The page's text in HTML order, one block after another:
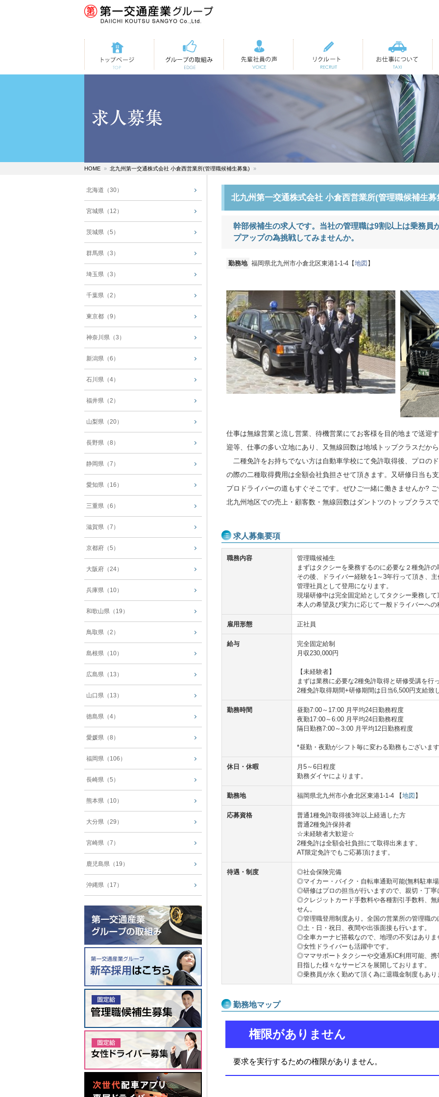
トップページ 第一交通の取組み 先輩社員の声 リクルート お仕事について
HOME 北九州第一交通株式会社 小倉西営業所(管理職候補生募集)
北九州第一交通株式会社 小倉西営業所(管理職候補生募
幹部候補生の求人です。当社の管理職は9割以上は乗務員
プアップの為挑戦してみませんか。
勤務地 福岡県北九州市小倉北区東港1-1-4【地図 】
仕事は無線営業と流し営業、待機営業にてお客様を目的地まで送迎
迎等、仕事の多い立地にあり、又無線回数は地域トップクラスだか
二種免許をお持ちでない方は自動車学校にて免許取得後、プロの
の際の二種取得費用は全額会社負担させて頂きます。又研修日当も支
プロドライバーの道もすぐそこです。ぜひご一緒に働きませんか? ご
北九州地区での売上・顧客数・無線回数はダントツのトップクラス
求人募集要項
職務内容
管理職候補生
まずはタクシーを乗務するのに必要な２種免許の
その後、ドライバー経験を1～3年行って頂き、
管理社員として登用になります。
現場研修中は完全固定給としてタクシー乗務して
本人の希望及び実力に応じて一般ドライバーへの
雇用形態 正社員
給与
完全固定給制
月収230,000円
【未経験者】
まずは業務に必要な2種免許取得と研修受講を行
2種免許取得期間+研修期間は日当6,500円支給致
勤務時間
昼勤7:00～17:00 月平均24日勤務程度
夜勤17:00～6:00 月平均24日勤務程度
隔日勤務7:00～3:00 月平均12日勤務程度
*昼勤・夜勤がシフト毎に変わる勤務もございます
休日・休暇
月5～6日程度
勤務ダイヤによります。
勤務地 福岡県北九州市小倉北区東港1-1-4 【地図 】
応募資格
普通1種免許取得後3年以上経過した方
普通2種免許保持者
☆未経験者大歓迎☆
2種免許は全額会社負担にて取得出来ます。
AT限定免許でもご応募頂けます。
待遇・制度
◎社会保険完備
◎マイカー・バイク・自転車通勤可能(無料駐車
◎研修はプロの担当が行いますので、親切・丁寧
◎クレジットカード手数料や各種割引手数料、
せん。
◎管理職登用制度あり。全国の営業所の管理職の
◎土・日・祝日、夜間や出張面接も行います。
◎全車カーナビ搭載なので、地理の不安はありま
◎女性ドライバーも活躍中です。
◎ママサポートタクシーや交通系IC利用可能、
目指した様々なサービスを展開しております。
◎乗務員が永く勤めて頂く為に退職金制度もあり
勤務地マップ
北海道（30）
宮城県（12）
茨城県（5）
群馬県（3）
埼玉県（3）
千葉県（2）
東京都（9）
神奈川県（3）
新潟県（6）
石川県（4）
福井県（2）
山梨県（20）
長野県（8）
静岡県（7）
愛知県（16）
三重県（6）
滋賀県（7）
京都府（5）
大阪府（24）
兵庫県（10）
和歌山県（19）
鳥取県（2）
島根県（10）
広島県（13）
山口県（13）
徳島県（4）
愛媛県（8）
福岡県（106）
長崎県（5）
熊本県（10）
大分県（29）
宮崎県（7）
鹿児島県（19）
沖縄県（17）